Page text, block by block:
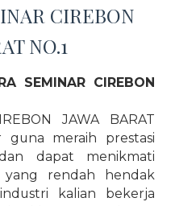
CIREBON
NO.1
SEMINAR CIREBON
JAWA BARAT
guna meraih prestasi
dapat menikmati
yang rendah hendak
kalian bekerja